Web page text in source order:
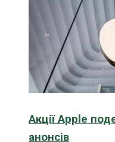
Акції Apple
анонсів